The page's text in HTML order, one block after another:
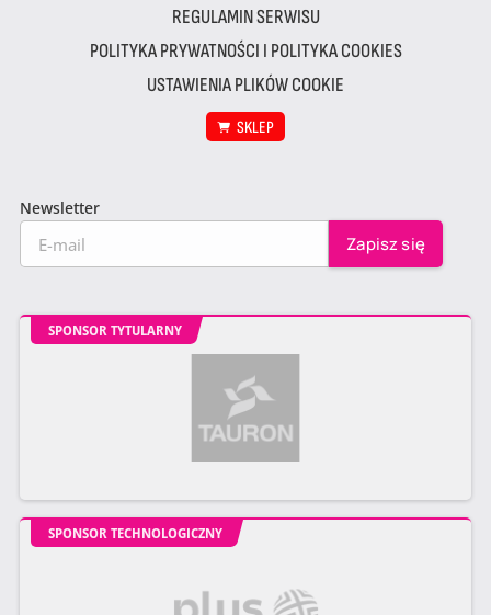
REGULAMIN SERWISU
POLITYKA PRYWATNOŚCI I POLITYKA COOKIES
USTAWIENIA PLIKÓW COOKIE
SKLEP
Newsletter
SPONSOR TYTULARNY
SPONSOR TECHNOLOGICZNY